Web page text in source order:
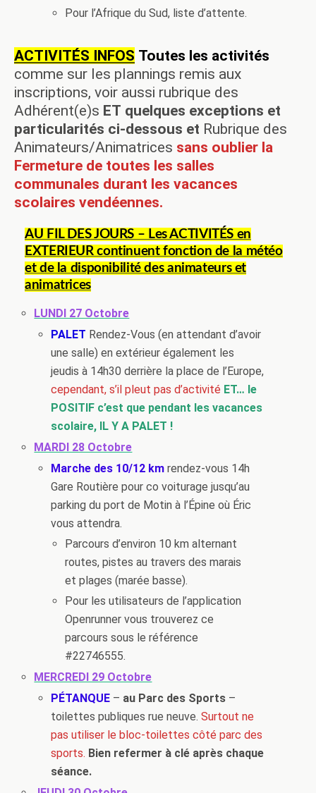
Pour l’Afrique du Sud, liste d’attente.
ACTIVITÉS INFOS Toutes les activités
comme sur les plannings remis aux
inscriptions, voir aussi rubrique des
Adhérent(e)s ET quelques exceptions et
particularités ci-dessous et Rubrique des
Animateurs/Animatrices sans oublier la
Fermeture de toutes les salles
communales durant les vacances
scolaires vendéennes.
AU FIL DES JOURS – Les ACTIVITÉS en
EXTERIEUR continuent fonction de la météo
et de la disponibilité des animateurs et
animatrices
LUNDI 27 Octobre
PALET Rendez-Vous (en attendant d’avoir
une salle) en extérieur également les
jeudis à 14h30 derrière la place de l’Europe,
cependant, s’il pleut pas d’activité ET… le
POSITIF c’est que pendant les vacances
scolaire, IL Y A PALET !
MARDI 28 Octobre
Marche des 10/12 km rendez-vous 14h
Gare Routière pour co voiturage jusqu’au
parking du port de Motin à l’Épine où Éric
vous attendra.
Parcours d’environ 10 km alternant
routes, pistes au travers des marais
et plages (marée basse).
Pour les utilisateurs de l’application
Openrunner vous trouverez ce
parcours sous le référence
#22746555.
MERCREDI 29 Octobre
PÉTANQUE – au Parc des Sports –
toilettes publiques rue neuve.Surtout ne
pas utiliser le bloc-toilettes côté parc des
sports. Bien refermer à clé après chaque
séance.